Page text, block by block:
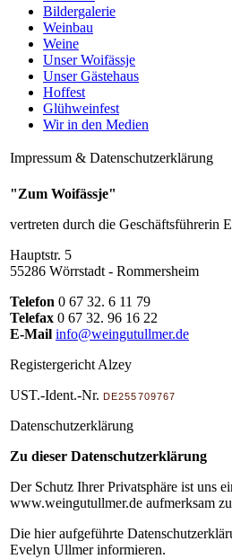
Bildergalerie
Weinbau
Weine
Unser Woifässje
Unser Gästehaus
Hoffest
Glühweinfest
Wir in den Medien
Impressum & Datenschutzerklärung
"Zum Woifässje"
vertreten durch die Geschäftsführerin
Hauptstr. 5
55286 Wörrstadt - Rommersheim
Telefon 0 67 32. 6 11 79
Telefax 0 67 32. 96 16 22
E-Mail info@weingutullmer.de
Registergericht Alzey
UST.-Ident.-Nr. DE255709767
Datenschutzerklärung
Zu dieser Datenschutzerklärung
Der Schutz Ihrer Privatsphäre ist uns
www.weingutullmer.de aufmerksam
Die hier aufgeführte
Evelyn Ullmer informieren.